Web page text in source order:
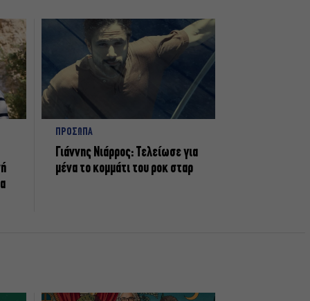
ΠΡΟΣΩΠΑ
Γιάννης Νιάρρος: Τελείωσε για
μένα το κομμάτι του ροκ σταρ